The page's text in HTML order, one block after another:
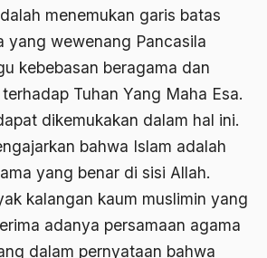
menemukan garis batas
yang wewenang Pancasila
kebebasan beragama dan
Tuhan Yang Maha Esa.
dikemukakan dalam hal ini.
bahwa Islam adalah
yang benar di sisi Allah.
kalangan kaum muslimin yang
adanya persamaan agama
dalam pernyataan bahwa